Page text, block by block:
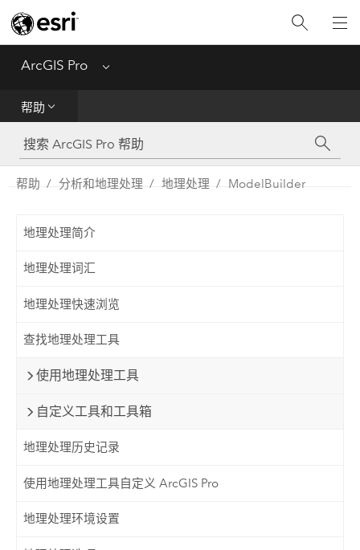
ArcGIS Pro Menu
帮助
工具参考
Python
帮助 分析和地理处理 地理处理 ModelBuilder
地理处理简介
地理处理词汇
地理处理快速浏览
查找地理处理工具
使用地理处理工具
自定义工具和工具箱
地理处理历史记录
使用地理处理工具自定义 ArcGIS Pro
地理处理环境设置